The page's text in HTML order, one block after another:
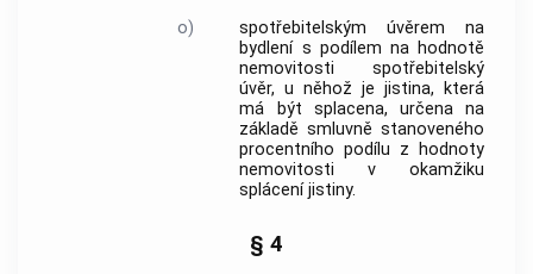
o) spotřebitelským úvěrem na
bydlení s podílem na hodnotě
nemovitosti spotřebitelský
úvěr, u něhož je jistina, která
má být splacena, určena na
základě smluvně stanoveného
procentního podílu z hodnoty
nemovitosti v okamžiku
splácení jistiny.
§ 4